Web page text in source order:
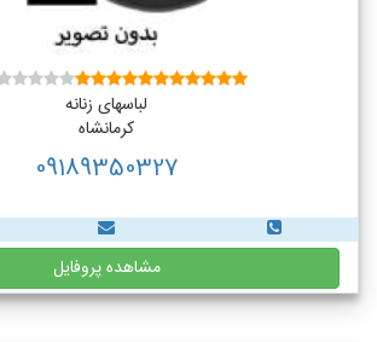
لباسهای زنانه
کرمانشاه
09189350327
مشاهده پروفایل